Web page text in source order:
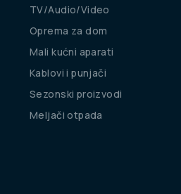
TV/Audio/Video
Oprema za dom
Mali kućni aparati
Kablovi i punjači
Sezonski proizvodi
Meljači otpada